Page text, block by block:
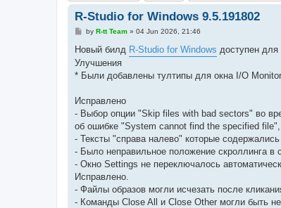
R-Studio for Windows 9.5.191802
P
s
by R-tt Team» 04 Jun 2026, 21:46
Новый билд R-Studio for Windows доступен для
Улучшения
* Были добавлены тултипы для окна I/O Monitor
Исправлено
- Выбор опции "Skip files with bad sectors" во
об ошибке "System cannot find the specified
- Тексты "справа налево" которые
- Было неправильное положение скроллинга
- Окно Settings не переключалось
Исправлено.
- Файлы образов могли исчезать после
- Команды Close All и Close Other могли быть